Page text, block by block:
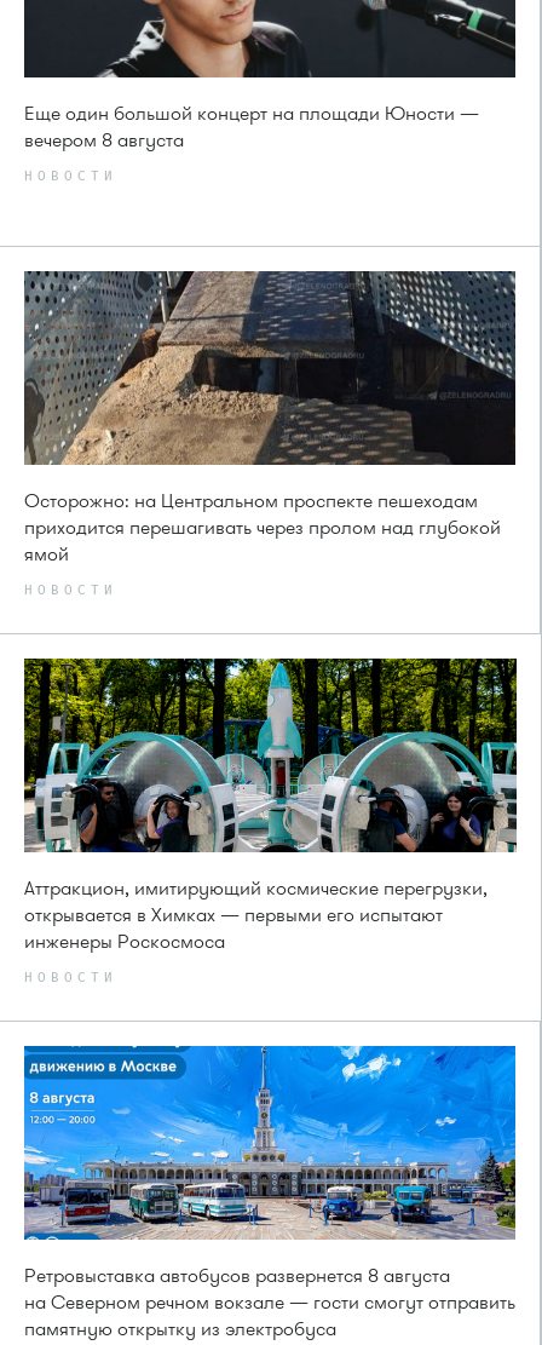
Еще один большой концерт на площади Юности —
вечером 8 августа
НОВОСТИ
Осторожно: на Центральном проспекте пешеходам
приходится перешагивать через пролом над глубокой
ямой
НОВОСТИ
Аттракцион, имитирующий космические перегрузки,
открывается в Химках — первыми его испытают
инженеры Роскосмоса
НОВОСТИ
Ретровыставка автобусов развернется 8 августа
на Северном речном вокзале — гости смогут отправить
памятную открытку из электробуса